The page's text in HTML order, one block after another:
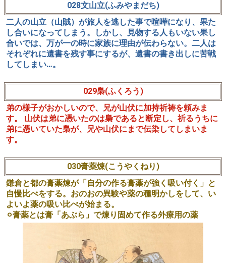
028文山立(ふみやまだち)
二人の山立（山賊）が旅人を逃した事で喧嘩になり、果た
し合いになってしまう。しかし、見物する人もいない果し
合いでは、万が一の時に家族に理由が伝わらない。二人は
それぞれに遺書を残す事にするが、遺書の書き出しに苦戦
してしまい…。
029梟(ふくろう)
弟の様子がおかしいので、兄が山伏に加持祈祷を頼みま
す。 山伏は弟に憑いたのは梟であると断定し、祈るうちに
弟に憑いていた梟が、兄や山伏にまで伝染してしまいま
す。
030膏薬煉(こうやくねり)
鎌倉と都の膏薬煉が「自分の作る膏薬が強く吸い付く」と
自慢比べをする。おのおの異験や薬の種明かしをして、い
よいよ薬の吸い比べが始まる。
⚪︎膏薬とは膏「あぶら」で煉り固めて作る外療用の薬